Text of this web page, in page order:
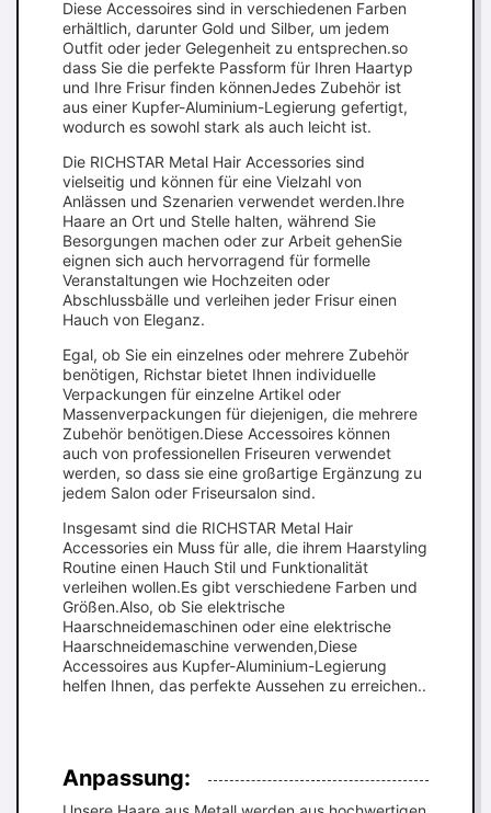
Diese Accessoires sind in verschiedenen Farben
erhältlich, darunter Gold und Silber, um jedem
Outfit oder jeder Gelegenheit zu entsprechen.so
dass Sie die perfekte Passform für Ihren Haartyp
und Ihre Frisur finden könnenJedes Zubehör ist
aus einer Kupfer-Aluminium-Legierung gefertigt,
wodurch es sowohl stark als auch leicht ist.
Die RICHSTAR Metal Hair Accessories sind
vielseitig und können für eine Vielzahl von
Anlässen und Szenarien verwendet werden.Ihre
Haare an Ort und Stelle halten, während Sie
Besorgungen machen oder zur Arbeit gehenSie
eignen sich auch hervorragend für formelle
Veranstaltungen wie Hochzeiten oder
Abschlussbälle und verleihen jeder Frisur einen
Hauch von Eleganz.
Egal, ob Sie ein einzelnes oder mehrere Zubehör
benötigen, Richstar bietet Ihnen individuelle
Verpackungen für einzelne Artikel oder
Massenverpackungen für diejenigen, die mehrere
Zubehör benötigen.Diese Accessoires können
auch von professionellen Friseuren verwendet
werden, so dass sie eine großartige Ergänzung zu
jedem Salon oder Friseursalon sind.
Insgesamt sind die RICHSTAR Metal Hair
Accessories ein Muss für alle, die ihrem Haarstyling
Routine einen Hauch Stil und Funktionalität
verleihen wollen.Es gibt verschiedene Farben und
Größen.Also, ob Sie elektrische
Haarschneidemaschinen oder eine elektrische
Haarschneidemaschine verwenden,Diese
Accessoires aus Kupfer-Aluminium-Legierung
helfen Ihnen, das perfekte Aussehen zu erreichen..
Anpassung: